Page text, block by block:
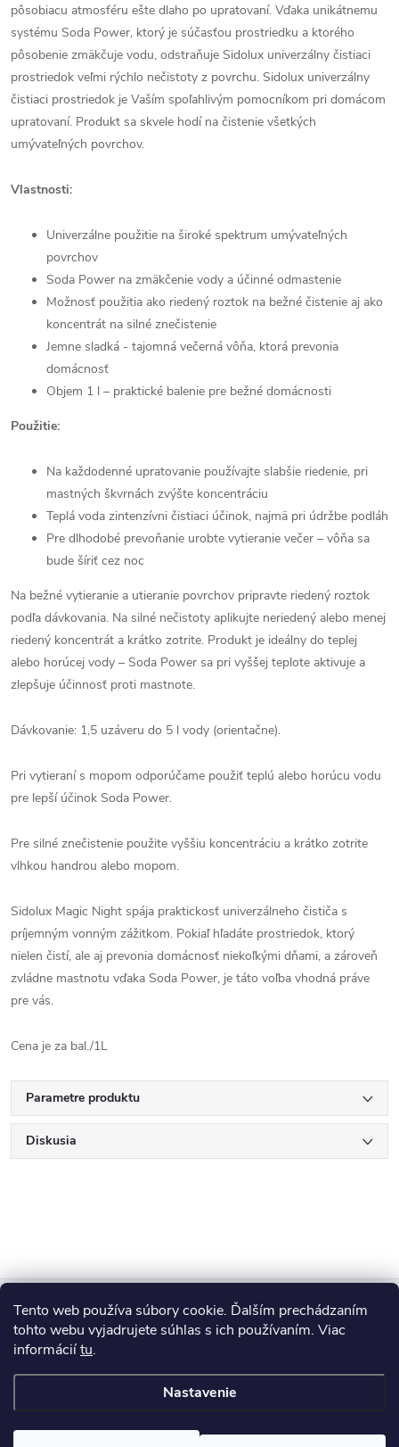
Tento web používa súbory cookie. Ďalším prechádzaním
tohto webu vyjadrujete súhlas s ich používaním. Viac
informáciítu.
Nastavenie
pôsobiacu atmosféru ešte dlaho po upratovaní. Vďaka unikátnemu
systému Soda Power, ktorý je súčasťou prostriedku a ktorého
pôsobenie zmäkčuje vodu, odstraňuje Sidolux univerzálny čistiaci
prostriedok veľmi rýchlo nečistoty z povrchu. Sidolux univerzálny
čistiaci prostriedok je Vaším spoľahlivým pomocníkom pri domácom
upratovaní. Produkt sa skvele hodí na čistenie všetkých
umývateľných povrchov.
Vlastnosti:
Univerzálne použitie na široké spektrum umývateľných
povrchov
Soda Power na zmäkčenie vody a účinné odmastenie
Možnosť použitia ako riedený roztok na bežné čistenie aj ako
koncentrát na silné znečistenie
Jemne sladká - tajomná večerná vôňa, ktorá prevonia
domácnosť
Objem 1 l – praktické balenie pre bežné domácnosti
Použitie:
Na každodenné upratovanie používajte slabšie riedenie, pri
mastných škvrnách zvýšte koncentráciu
Teplá voda zintenzívni čistiaci účinok, najmä pri údržbe podláh
Pre dlhodobé prevoňanie urobte vytieranie večer – vôňa sa
bude šíriť cez noc
Na bežné vytieranie a utieranie povrchov pripravte riedený roztok
podľa dávkovania. Na silné nečistoty aplikujte neriedený alebo menej
riedený koncentrát a krátko zotrite. Produkt je ideálny do teplej
alebo horúcej vody – Soda Power sa pri vyššej teplote aktivuje a
zlepšuje účinnosť proti mastnote.
Dávkovanie: 1,5 uzáveru do 5 l vody (orientačne).
Pri vytieraní s mopom odporúčame použiť teplú alebo horúcu vodu
pre lepší účinok Soda Power.
Pre silné znečistenie použite vyššiu koncentráciu a krátko zotrite
vlhkou handrou alebo mopom.
Sidolux Magic Night spája praktickosť univerzálneho čističa s
príjemným vonným zážitkom. Pokiaľ hľadáte prostriedok, ktorý
nielen čistí, ale aj prevonia domácnosť niekoľkými dňami, a zároveň
zvládne mastnotu vďaka Soda Power, je táto voľba vhodná práve
pre vás.
Cena je za bal./1L
Parametre produktu
Diskusia
Z
á
p
ä
Blog
Informácie pre vás
. Všetky práva vyhradené.